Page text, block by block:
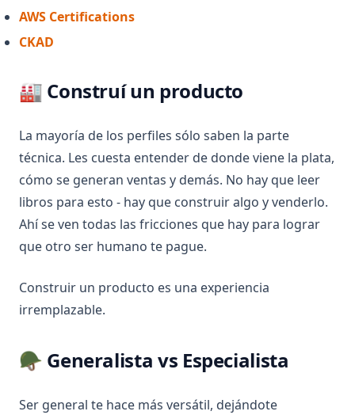
AWS Certifications(opens in a new tab)
CKAD
🏭 Construí un producto
La mayoría de los perfiles sólo saben la parte
técnica. Les cuesta entender de donde viene la plata,
cómo se generan ventas y demás. No hay que leer
libros para esto - hay que construir algo y venderlo.
Ahí se ven todas las fricciones que hay para lograr
que otro ser humano te pague.
Construir un producto es una experiencia
irremplazable.
🪖 Generalista vs Especialista
Ser general te hace más versátil, dejándote